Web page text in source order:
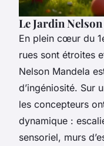
Le Jardin
En plein cœur du
rues sont étroites
Nelson Mandela
d’ingéniosité. Sur
les concepteurs
dynamique :
sensoriel, murs